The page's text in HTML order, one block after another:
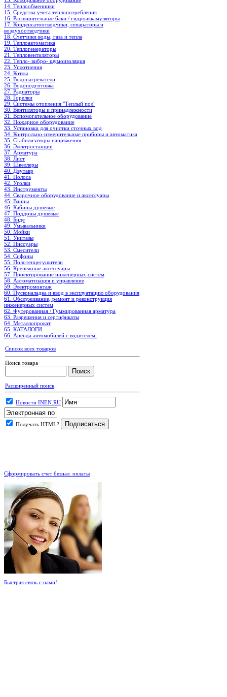
14. Теплообменники
15. Средства учета теплопотребления
16. Расширительные баки / гидроаккамуляторы
17. Конденсатоотводчики, сепараторы и
воздухоотводчики
18. Счетчики воды, газа и тепла
19. Теплоавтоматика
20. Теплогенераторы
21. Тепловентиляторы
22. Тепло- вибро- шумоизоляция
23. Уплотнения
24. Котлы
25. Водонагреватели
26. Водоподготовка
27. Радиаторы
28. Горелки
29. Системы отопления "Теплый пол"
30. Вентиляторы и принадлежности
31. Вспомогательное оборудование
32. Пожарное оборудование
33. Установки для очистки сточных вод
34. Контрольно-измерительные приборы и автоматика
35. Стабилизаторы напряжения
36. Электростанции
37. Арматура
38. Лист
39. Швеллеры
40. Двутавр
41. Полоса
42. Уголки
43. Инструменты
44. Сварочное оборудование и аксессуары
45. Ванны
46. Кабины душевые
47. Поддоны душевые
48. Биде
49. Умывальники
50. Мойки
51. Унитазы
52. Писсуары
53. Смесители
54. Сифоны
55. Полотенцесушители
56. Крепежные аксессуары
57. Проектирование инженерных систем
58. Автоматизация и управление
59. Электромонтаж
60. Пусконаладка и ввод в эксплуатацию оборудования
61. Обслуживание, ремонт и реконструкция
инженерных систем
62. Футерованная / Гуммированная арматура
63. Разрешения и сертификаты
64. Металлопрокат
65. КАТАЛОГИ
66. Аренда автомобилей с водителем.
Список всех товаров
Поиск товара
Расширенный поиск
Новости INEN.RU
Получать HTML?
Сформировать счет безнал. оплаты
Быстрая связь с нами!